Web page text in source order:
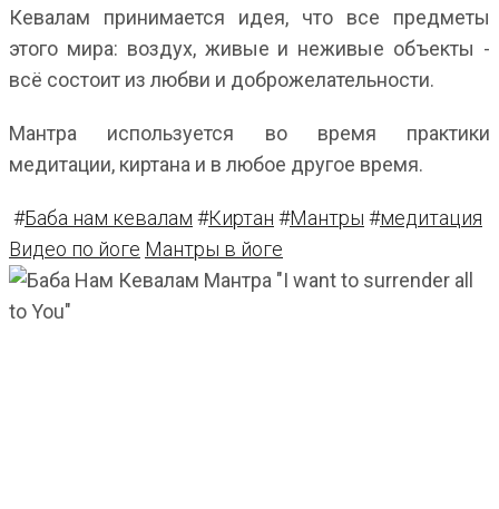
Кевалам принимается идея, что все предметы
этого мира: воздух, живые и неживые объекты -
всё состоит из любви и доброжелательности.
Мантра используется во время практики
медитации, киртана и в любое другое время.
#Баба нам кевалам #Киртан #Мантры #медитация
Видео по йоге Мантры в йоге